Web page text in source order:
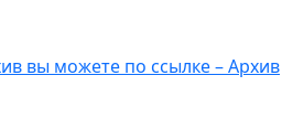
вы можете по ссылке – Архив